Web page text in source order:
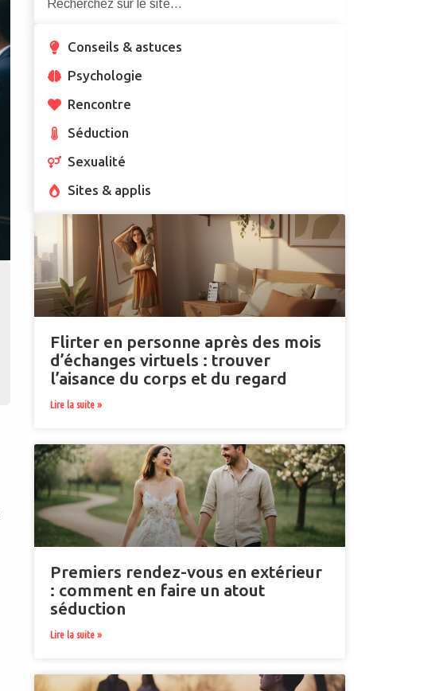
Conseils & astuces
Psychologie
Rencontre
Séduction
Sexualité
Sites & applis
Flirter en personne après des mois
d’échanges virtuels : trouver
l’aisance du corps et du regard
Lire la suite »
Premiers rendez-vous en extérieur
: comment en faire un atout
séduction
Lire la suite »